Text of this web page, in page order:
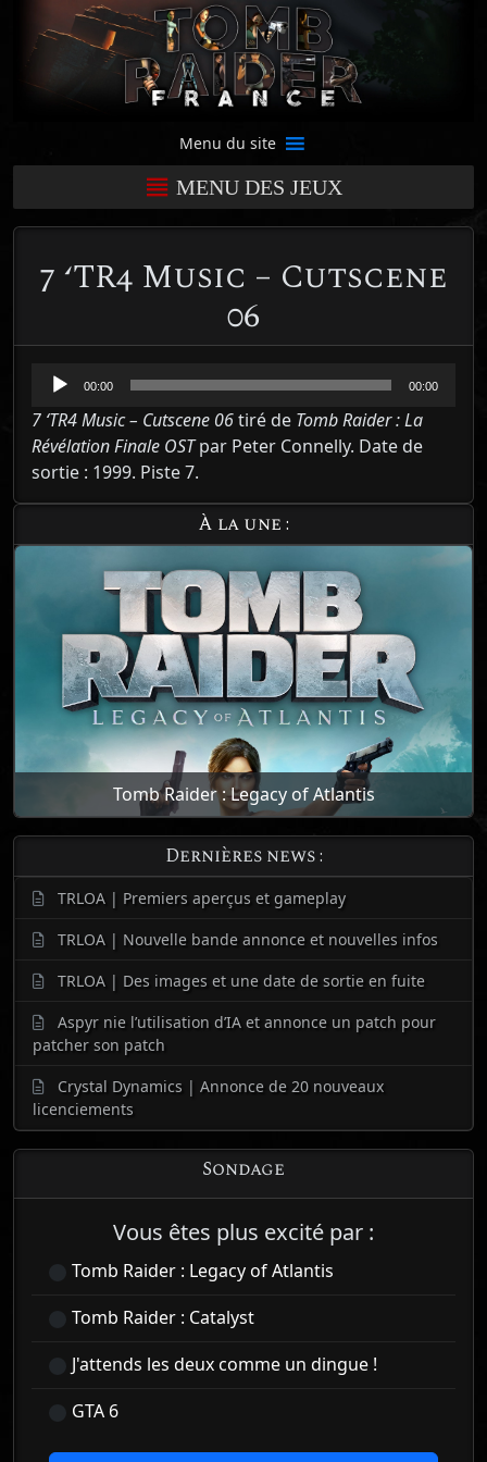
Menu du site
MENU DES JEUX
7 ‘TR4 Music – Cutscene
06
Lecteur
audio
00:00 00:00
7 ‘TR4 Music – Cutscene 06tiré de Tomb Raider : La
Révélation Finale OSTpar Peter Connelly. Date de
sortie : 1999. Piste 7.
À la une :
Tomb Raider : Legacy of Atlantis
Dernières news :
TRLOA | Premiers aperçus et gameplay
TRLOA | Nouvelle bande annonce et nouvelles infos
TRLOA | Des images et une date de sortie en fuite
Aspyr nie l’utilisation d’IA et annonce un patch pour
patcher son patch
Crystal Dynamics | Annonce de 20 nouveaux
licenciements
Sondage
Vous êtes plus excité par :
Tomb Raider : Legacy of Atlantis
Tomb Raider : Catalyst
J'attends les deux comme un dingue !
GTA 6